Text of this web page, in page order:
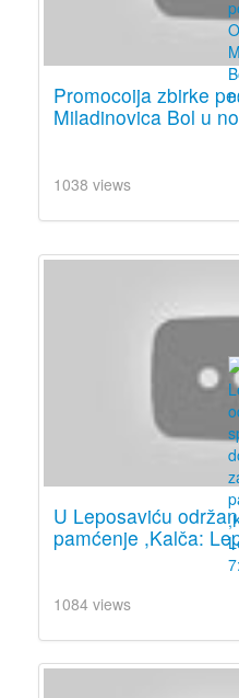
Promocoija zbirke
Miladinovica Bol u
1038 views
U Leposaviću
pamćenje ,Kalča:
1084 views